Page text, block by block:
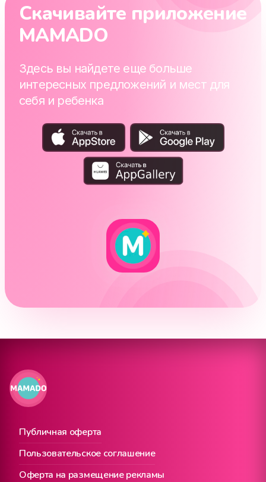
Скачивайте приложение
MAMADO
Здесь вы найдете еще больше
интересных предложений и мест для
себя и ребенка
Публичная оферта
Пользовательское соглашение
Оферта на размещение рекламы